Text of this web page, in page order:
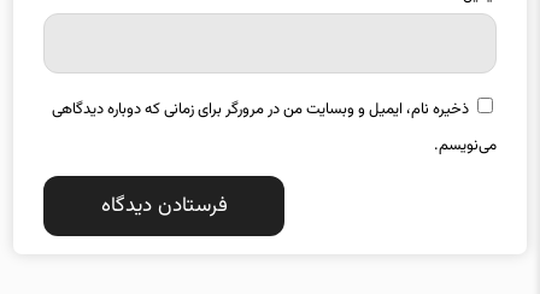
ذخیره نام، ایمیل و وبسایت من در مرورگر برای زمانی که دوباره دیدگاهی
می‌نویسم.